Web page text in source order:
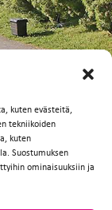
kuten evästeitä,
tekniikoiden
kuten
Suostumuksen
ominaisuuksiin ja